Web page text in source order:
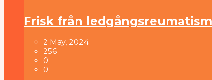
Frisk från ledgångsreumatism
2 May, 2024
256
0
0